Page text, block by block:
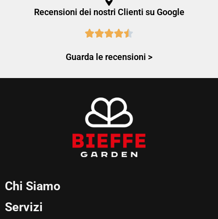
Recensioni dei nostri Clienti su Google
Guarda le recensioni >
Chi Siamo
Servizi